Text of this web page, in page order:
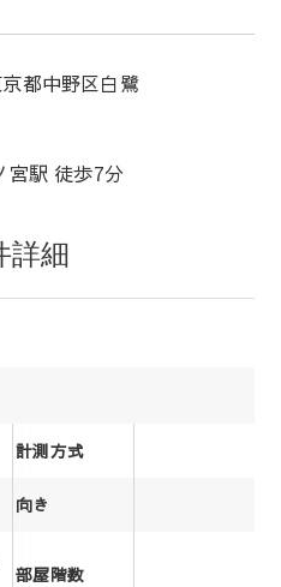
都中野区白鷺
宮駅 徒歩7分
詳細
計測方式
向き
部屋階数